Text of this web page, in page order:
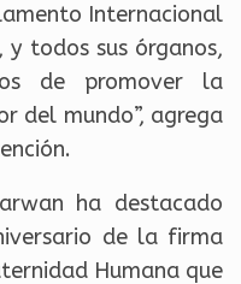
Internacional
todos sus órganos,
de promover la
del mundo”, agrega
ha destacado
de la firma
Humana que